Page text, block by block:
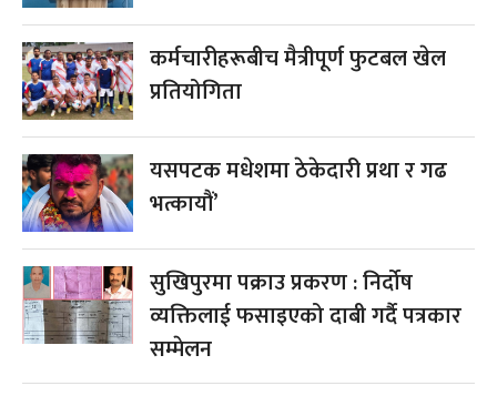
कर्मचारीहरूबीच मैत्रीपूर्ण फुटबल खेल
प्रतियोगिता
यसपटक मधेशमा ठेकेदारी प्रथा र गढ
भत्कायौं’
सुखिपुरमा पक्राउ प्रकरण : निर्दोष
व्यक्तिलाई फसाइएको दाबी गर्दै पत्रकार
सम्मेलन